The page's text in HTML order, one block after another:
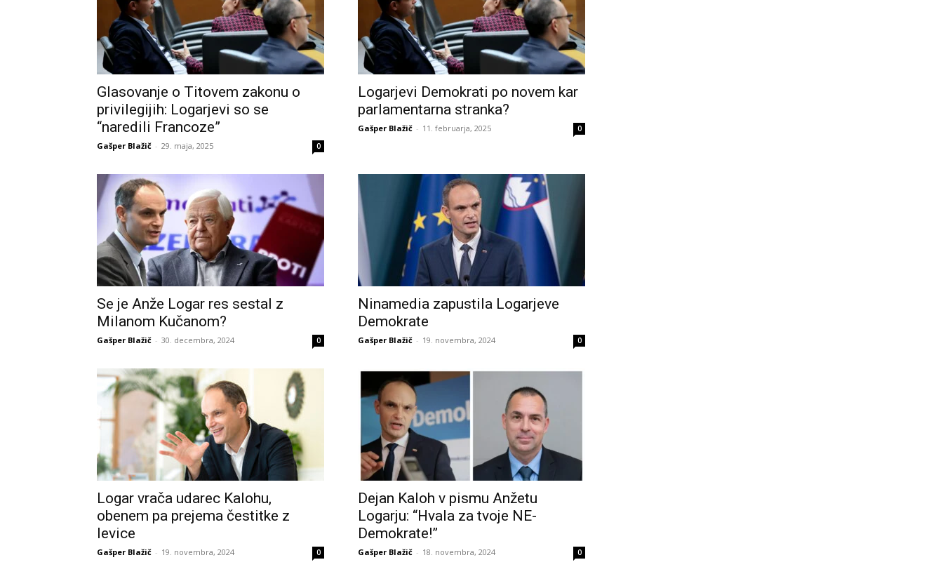
Glasovanje o Titovem zakonu o
privilegijih: Logarjevi so se
“naredili Francoze”
Gašper Blažič - 29. maja, 2025 0
Logarjevi Demokrati po novem kar
parlamentarna stranka?
Gašper Blažič - 11. februarja, 2025 0
Se je Anže Logar res sestal z
Milanom Kučanom?
Gašper Blažič - 30. decembra, 2024 0
Ninamedia zapustila Logarjeve
Demokrate
Gašper Blažič - 19. novembra, 2024 0
Logar vrača udarec Kalohu,
obenem pa prejema čestitke z
levice
Gašper Blažič - 19. novembra, 2024 0
Dejan Kaloh v pismu Anžetu
Logarju: “Hvala za tvoje NE-
Demokrate!”
Gašper Blažič - 18. novembra, 2024 0